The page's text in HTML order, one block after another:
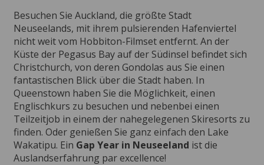
Besuchen Sie Auckland, die größte Stadt
Neuseelands, mit ihrem pulsierenden Hafenviertel
nicht weit vom Hobbiton-Filmset entfernt. An der
Küste der Pegasus Bay auf der Südinsel befindet sich
Christchurch, von deren Gondolas aus Sie einen
fantastischen Blick über die Stadt haben. In
Queenstown haben Sie die Möglichkeit, einen
Englischkurs zu besuchen und nebenbei einen
Teilzeitjob in einem der nahegelegenen Skiresorts zu
finden. Oder genießen Sie ganz einfach den Lake
Wakatipu. Ein Gap Year in Neuseeland ist die
Auslandserfahrung par excellence!